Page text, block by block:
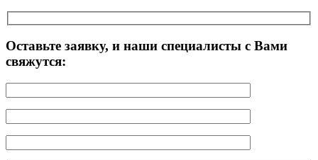
Оставьте заявку, и наши специалисты с Вами
свяжутся: